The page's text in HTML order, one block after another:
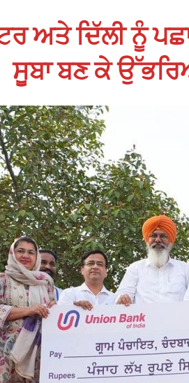
ਅਤੇ ਦਿੱਲੀ ਨੂੰ
ਸੂਬਾ ਬਣ ਕੇ